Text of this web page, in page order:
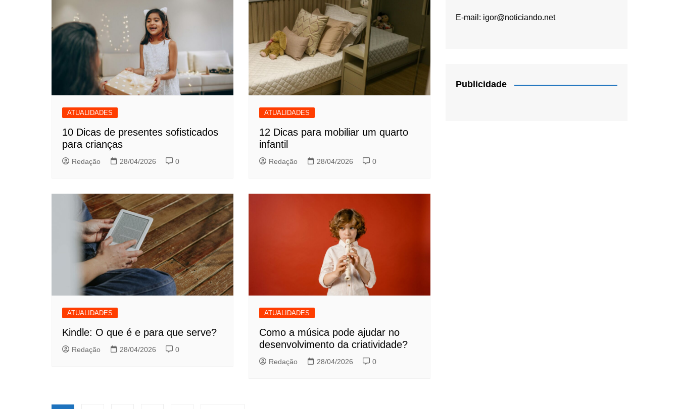
ATUALIDADES
10 Dicas de presentes sofisticados
para crianças
Redação 28/04/2026 0
ATUALIDADES
12 Dicas para mobiliar um quarto
infantil
Redação 28/04/2026 0
ATUALIDADES
Kindle: O que é e para que serve?
Redação 28/04/2026 0
ATUALIDADES
Como a música pode ajudar no
desenvolvimento da criatividade?
Redação 28/04/2026 0
E-mail: igor@noticiando.net
Publicidade